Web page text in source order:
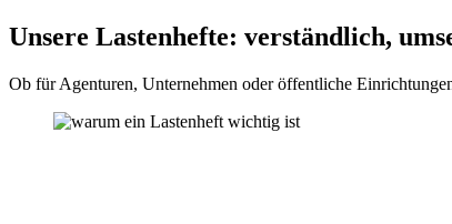
Unsere Lastenhefte: verständlich,
Ob für Agenturen, Unternehmen oder öffentliche